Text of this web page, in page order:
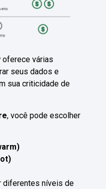
oferece várias
seus dados e
sua criticidade de
, você pode escolher
diferentes níveis de